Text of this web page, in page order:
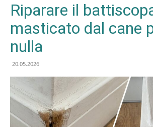
Riparare il
masticato dal cane
nulla
20.05.2026